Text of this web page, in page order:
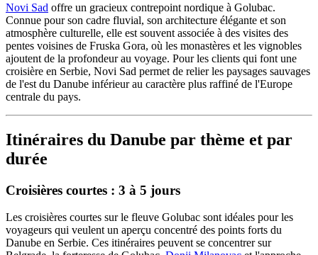
Novi Sad offre un gracieux contrepoint nordique à Golubac.
Connue pour son cadre fluvial, son architecture élégante et son
atmosphère culturelle, elle est souvent associée à des visites des
pentes voisines de Fruska Gora, où les monastères et les vignobles
ajoutent de la profondeur au voyage. Pour les clients qui font une
croisière en Serbie, Novi Sad permet de relier les paysages sauvages
de l'est du Danube inférieur au caractère plus raffiné de l'Europe
centrale du pays.
Itinéraires du Danube par thème et par
durée
Croisières courtes : 3 à 5 jours
Les croisières courtes sur le fleuve Golubac sont idéales pour les
voyageurs qui veulent un aperçu concentré des points forts du
Danube en Serbie. Ces itinéraires peuvent se concentrer sur